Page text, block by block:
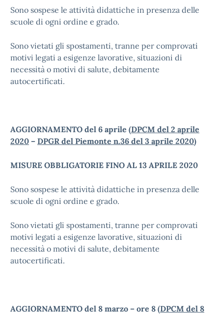
Sono sospese le attività didattiche in presenza delle
scuole di ogni ordine e grado.
Sono vietati gli spostamenti, tranne per comprovati
motivi legati a esigenze lavorative, situazioni di
necessità o motivi di salute, debitamente
autocertificati.
AGGIORNAMENTO del 6 aprile (DPCM del 2 aprile
2020 – DPGR del Piemonte n.36 del 3 aprile 2020)
MISURE OBBLIGATORIE FINO AL 13 APRILE 2020
Sono sospese le attività didattiche in presenza delle
scuole di ogni ordine e grado.
Sono vietati gli spostamenti, tranne per comprovati
motivi legati a esigenze lavorative, situazioni di
necessità o motivi di salute, debitamente
autocertificati.
AGGIORNAMENTO del 8 marzo – ore 8 (DPCM del 8